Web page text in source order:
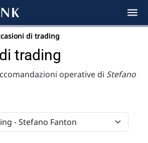
di trading
trading
operative di Stefano